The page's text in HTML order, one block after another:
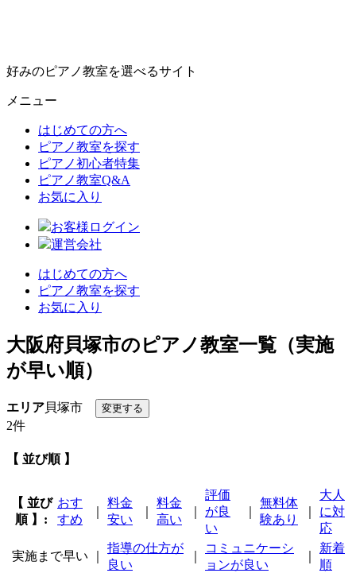
好みのピアノ教室を選べるサイト
メニュー
はじめての方へ
ピアノ教室を探す
ピアノ初心者特集
ピアノ教室Q&A
お気に入り
お客様ログイン
運営会社
はじめての方へ
ピアノ教室を探す
お気に入り
大阪府貝塚市のピアノ教室一覧（実施
が早い順）
エリア貝塚市
2件
【 並び順 】
【 並び
順 】:
おす
すめ
料金
安い
料金
高い
評価
が良
い
無料体
験あり
大人
に対
応
実施まで早い
指導の仕方が
良い
コミュニケーシ
ョンが良い
新着
順